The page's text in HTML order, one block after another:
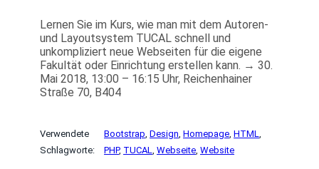
Lernen Sie im Kurs, wie man mit dem Autoren-
und Layoutsystem TUCAL schnell und
unkompliziert neue Webseiten für die eigene
Fakultät oder Einrichtung erstellen kann. → 30.
Mai 2018, 13:00 – 16:15 Uhr, Reichenhainer
Straße 70, B404
Verwendete
Schlagworte:
Bootstrap , Design , Homepage , HTML
PHP, TUCAL , Webseite , Website